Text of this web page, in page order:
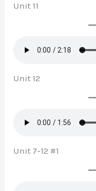
Unit 11
Unit 12
Unit 7-12 #1